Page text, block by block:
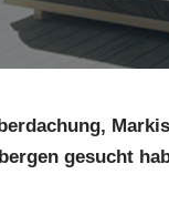
gesucht